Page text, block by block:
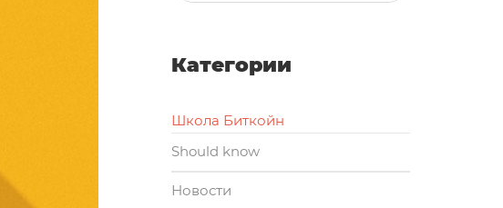
Категории
Школа Биткойн
Should know
Новости